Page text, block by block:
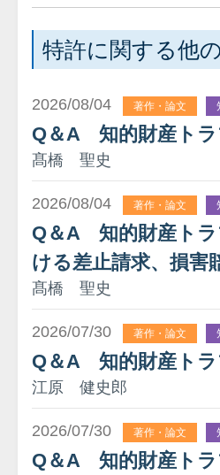
特許に関する他
2026/08/04 著作・論文
Q＆A 知的財産トラ
髙橋 聖史
2026/08/04 著作・論文
Q＆A 知的財産トラ
ける差止請求、損害
髙橋 聖史
2026/07/30 著作・論文
Q＆A 知的財産トラ
江原 健史郎
2026/07/30 著作・論文
Q＆A 知的財産トラ